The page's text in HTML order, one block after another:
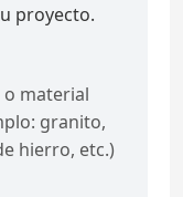
proyecto.
material
granito,
hierro, etc.)